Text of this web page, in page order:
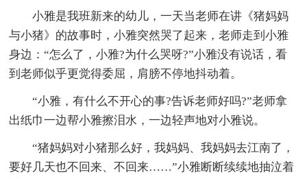
小雅是我班新来的幼儿，一天当老师在讲《猪妈妈
与小猪》的故事时，小雅突然哭了起来，老师走到小雅
身边：“怎么了，小雅?为什么哭呀?”小雅没有说话，看
到老师似乎更觉得委屈，肩膀不停地抖动着。
“小雅，有什么不开心的事?告诉老师好吗?”老师拿
出纸巾一边帮小雅擦泪水，一边轻声地对小雅说。
“猪妈妈对小猪那么好，我妈妈、我妈妈去江南了，
要好几天也不回来、不回来……”小雅断断续续地抽泣着